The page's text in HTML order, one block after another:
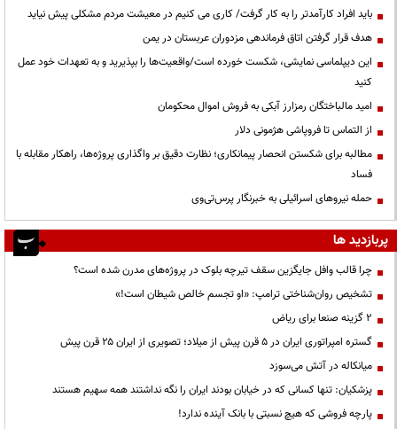
باید افراد کارآمدتر را به کار گرفت/ کاری می کنیم در معیشت مردم مشکلی پیش نیاید
هدف قرار گرفتن اتاق‌ فرماندهی مزدوران عربستان در یمن
این دیپلماسی نمایشی، شکست خورده است/واقعیت‌ها را بپذیرید و به تعهدات خود عمل
کنید
امید مالباختگان رمزارز آبکی به فروش اموال محکومان
از التماس تا فروپاشی هژمونی دلار
مطالبه برای شکستن انحصار پیمانکاری؛ نظارت دقیق بر واگذاری پروژه‌ها، راهکار مقابله با
فساد
حمله نیروهای اسرائیلی به خبرنگار پرس‌تی‌وی
پربازدید ها
چرا قالب وافل جایگزین سقف تیرچه بلوک در پروژه‌های مدرن شده است؟
تشخیص روان‌شناختی ترامپ: «او تجسم خالص شیطان است!»
۲ گزینه صنعا برای ریاض
گستره امپراتوری ایران در ۵ قرن پیش از میلاد؛ تصویری از ایران ۲۵ قرن پیش
میانکاله در آتش می‌سوزد
پزشکیان: تنها کسانی که در خیابان بودند ایران را نگه نداشتند همه سهیم هستند
پارچه فروشی که هیچ نسبتی با بانک آینده ندارد!